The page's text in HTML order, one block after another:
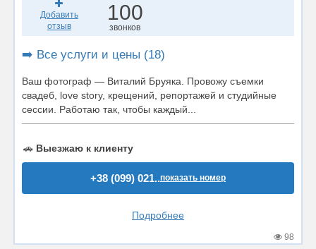
Добавить
отзыв
100
звонков
➡️ Все услуги и цены (18)
Ваш фотограф — Виталий Бруяка. Провожу съемки
свадеб, love story, крещений, репортажей и студийные
сессии. Работаю так, чтобы каждый...
🚗 Выезжаю к клиенту
+38 (099) 021..показать номер
Подробнее
98